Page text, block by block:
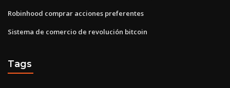
Robinhood comprar acciones preferentes
Sistema de comercio de revolución bitcoin
Tags